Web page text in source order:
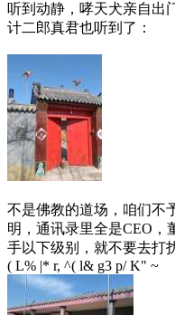
听到动静，哮天犬亲自出
计二郎真君也听到了：
不是佛教的道场，咱们不
明，通讯录里全是CEO，
手以下级别，就不要去打
( L% |* r, ^( l& g3 p/ K" ~